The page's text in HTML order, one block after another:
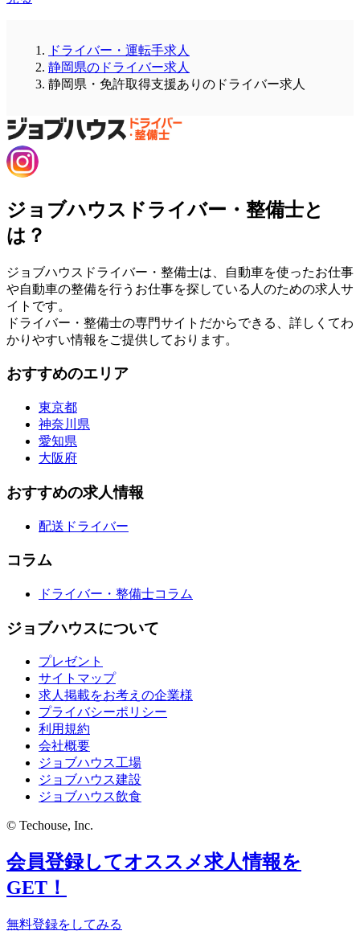
ドライバー・運転手求人
静岡県のドライバー求人
静岡県・免許取得支援ありのドライバー求人
ジョブハウスドライバー・整備士と
は？
ジョブハウスドライバー・整備士は、自動車を使ったお仕事
や自動車の整備を行うお仕事を探している人のための求人サ
イトです。
ドライバー・整備士の専門サイトだからできる、詳しくてわ
かりやすい情報をご提供しております。
おすすめのエリア
東京都
神奈川県
愛知県
大阪府
おすすめの求人情報
配送ドライバー
コラム
ドライバー・整備士コラム
ジョブハウスについて
プレゼント
サイトマップ
求人掲載をお考えの企業様
プライバシーポリシー
利用規約
会社概要
ジョブハウス工場
ジョブハウス建設
ジョブハウス飲食
© Techouse, Inc.
会員登録してオススメ求人情報を
GET！
無料登録をしてみる